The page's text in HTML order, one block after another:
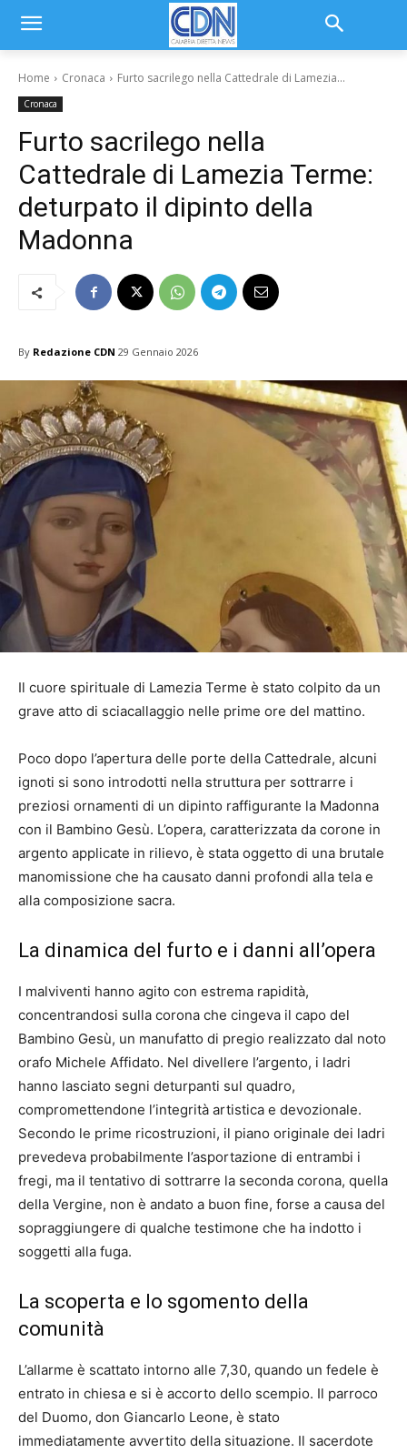
Home Cronaca Furto sacrilego nella Cattedrale di Lamezia...
Cronaca
Furto sacrilego nella
Cattedrale di Lamezia Terme:
deturpato il dipinto della
Madonna
By Redazione CDN 29 Gennaio 2026
Il cuore spirituale di Lamezia Terme è stato colpito da un
grave atto di sciacallaggio nelle prime ore del mattino.
Poco dopo l’apertura delle porte della Cattedrale, alcuni
ignoti si sono introdotti nella struttura per sottrarre i
preziosi ornamenti di un dipinto raffigurante la Madonna
con il Bambino Gesù. L’opera, caratterizzata da corone in
argento applicate in rilievo, è stata oggetto di una brutale
manomissione che ha causato danni profondi alla tela e
alla composizione sacra.
La dinamica del furto e i danni all’opera
I malviventi hanno agito con estrema rapidità,
concentrandosi sulla corona che cingeva il capo del
Bambino Gesù, un manufatto di pregio realizzato dal noto
orafo Michele Affidato. Nel divellere l’argento, i ladri
hanno lasciato segni deturpanti sul quadro,
compromettendone l’integrità artistica e devozionale.
Secondo le prime ricostruzioni, il piano originale dei ladri
prevedeva probabilmente l’asportazione di entrambi i
fregi, ma il tentativo di sottrarre la seconda corona, quella
della Vergine, non è andato a buon fine, forse a causa del
sopraggiungere di qualche testimone che ha indotto i
soggetti alla fuga.
La scoperta e lo sgomento della
comunità
L’allarme è scattato intorno alle 7,30, quando un fedele è
entrato in chiesa e si è accorto dello scempio. Il parroco
del Duomo, don Giancarlo Leone, è stato
immediatamente avvertito della situazione. Il sacerdote